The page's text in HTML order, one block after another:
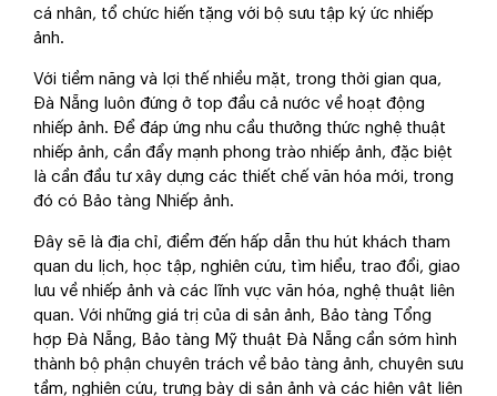
cá nhân, tổ chức hiến tặng với bộ sưu tập ký ức nhiếp
ảnh.
Với tiềm năng và lợi thế nhiều mặt, trong thời gian qua,
Đà Nẵng luôn đứng ở top đầu cả nước về hoạt động
nhiếp ảnh. Để đáp ứng nhu cầu thưởng thức nghệ thuật
nhiếp ảnh, cần đẩy mạnh phong trào nhiếp ảnh, đặc biệt
là cần đầu tư xây dựng các thiết chế văn hóa mới, trong
đó có Bảo tàng Nhiếp ảnh.
Đây sẽ là địa chỉ, điểm đến hấp dẫn thu hút khách tham
quan du lịch, học tập, nghiên cứu, tìm hiểu, trao đổi, giao
lưu về nhiếp ảnh và các lĩnh vực văn hóa, nghệ thuật liên
quan. Với những giá trị của di sản ảnh, Bảo tàng Tổng
hợp Đà Nẵng, Bảo tàng Mỹ thuật Đà Nẵng cần sớm hình
thành bộ phận chuyên trách về bảo tàng ảnh, chuyên sưu
tầm, nghiên cứu, trưng bày di sản ảnh và các hiện vật liên